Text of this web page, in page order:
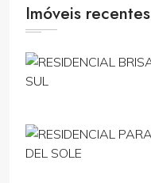
Imóveis recentes